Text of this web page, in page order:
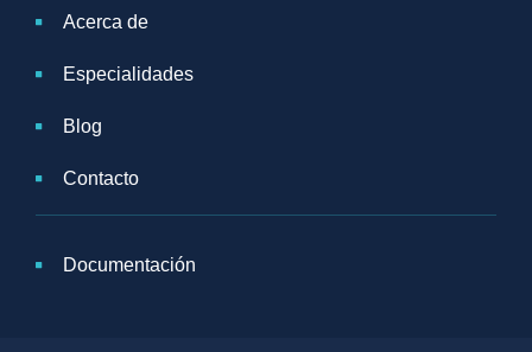
Acerca de
Especialidades
Blog
Contacto
Documentación